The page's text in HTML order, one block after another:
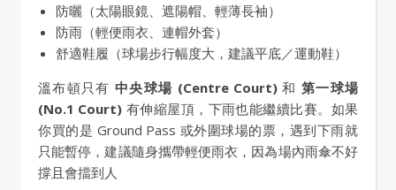
防曬（太陽眼鏡、遮陽帽、輕薄長袖）
防雨（輕便雨衣、連帽外套）
舒適鞋履（球場步行幅度大，建議平底／運動鞋）
溫布頓只有 中央球場 (Centre Court) 和 第一球場
(No.1 Court) 有伸縮屋頂，下雨也能繼續比賽。如果
你買的是 Ground Pass 或外圍球場的票，遇到下雨就
只能暫停，建議隨身攜帶輕便雨衣，因為場內雨傘不好
撐且會擋到人